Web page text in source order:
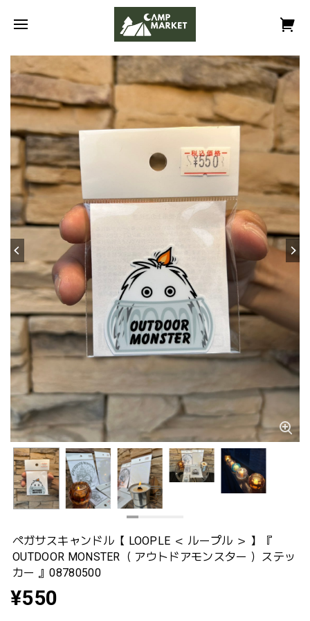
ペガサスキャンドル【 LOOPLE ＜ ループル ＞ 】『
OUTDOOR MONSTER（ アウトドアモンスター ）ステッ
カー 』08780500
¥550